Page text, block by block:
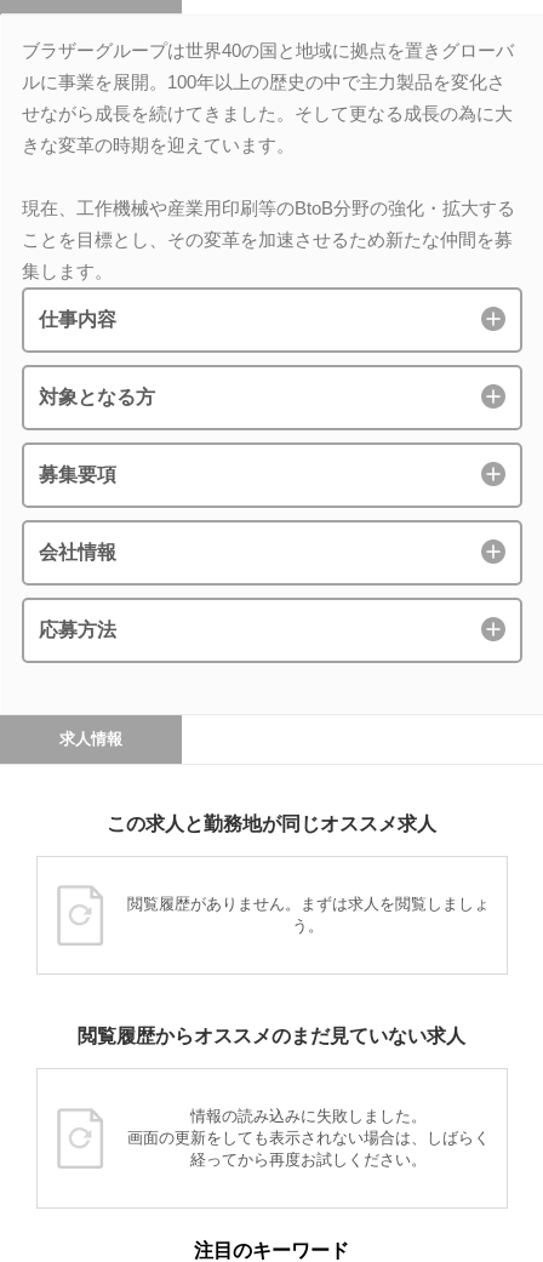
ブラザーグループは世界40の国と地域に拠点を置きグローバ
ルに事業を展開。100年以上の歴史の中で主力製品を変化さ
せながら成長を続けてきました。そして更なる成長の為に大
きな変革の時期を迎えています。
現在、工作機械や産業用印刷等のBtoB分野の強化・拡大する
ことを目標とし、その変革を加速させるため新たな仲間を募
集します。
仕事内容
対象となる方
募集要項
会社情報
応募方法
求人情報
この求人と勤務地が同じオススメ求人
閲覧履歴がありません。まずは求人を閲覧しましょ
う。
閲覧履歴からオススメのまだ見ていない求人
情報の読み込みに失敗しました。
画面の更新をしても表示されない場合は、しばらく
経ってから再度お試しください。
注目のキーワード